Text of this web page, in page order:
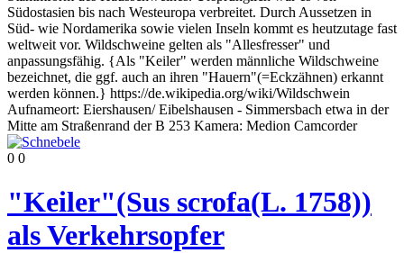
0 0
"Keiler"(Sus scrofa(L. 1758))
als Verkehrsopfer